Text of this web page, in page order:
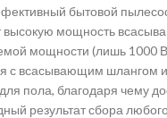
бытовой
высокую мощность
мощности (лишь 1000
с всасывающим шлангом
пола, благодаря чему
результат сбора